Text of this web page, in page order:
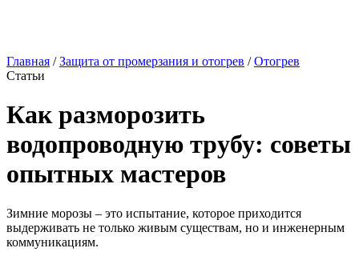
Главная /Защита от промерзания и отогрев /Отогрев
Статьи
Как разморозить
водопроводную трубу: советы
опытных мастеров
Зимние морозы – это испытание, которое приходится
выдерживать не только живым существам, но и инженерным
коммуникациям.